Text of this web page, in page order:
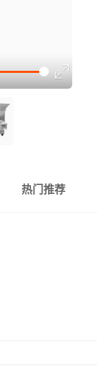
热门推荐